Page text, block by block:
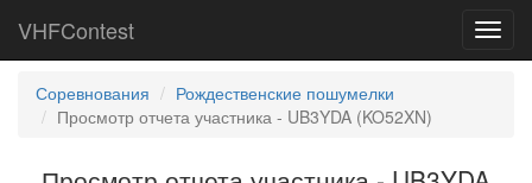
VHFContest
Соревнования
Рождественские пошумелки
Просмотр отчета участника - UB3YDA (KO52XN)